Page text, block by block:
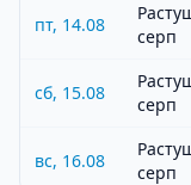
пт, 14.08
серп
сб, 15.08
серп
вс, 16.08
серп